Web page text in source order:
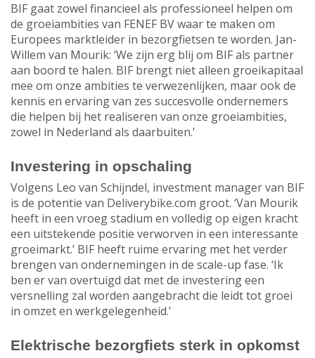
BIF gaat zowel financieel als professioneel helpen om
de groeiambities van FENEF BV waar te maken om
Europees marktleider in bezorgfietsen te worden. Jan-
Willem van Mourik: ‘We zijn erg blij om BIF als partner
aan boord te halen. BIF brengt niet alleen groeikapitaal
mee om onze ambities te verwezenlijken, maar ook de
kennis en ervaring van zes succesvolle ondernemers
die helpen bij het realiseren van onze groeiambities,
zowel in Nederland als daarbuiten.’
Investering in opschaling
Volgens Leo van Schijndel, investment manager van BIF
is de potentie van Deliverybike.com groot. ‘Van Mourik
heeft in een vroeg stadium en volledig op eigen kracht
een uitstekende positie verworven in een interessante
groeimarkt.’ BIF heeft ruime ervaring met het verder
brengen van ondernemingen in de scale-up fase. ‘Ik
ben er van overtuigd dat met de investering een
versnelling zal worden aangebracht die leidt tot groei
in omzet en werkgelegenheid.’
Elektrische bezorgfiets sterk in opkomst